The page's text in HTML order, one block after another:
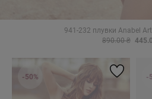
941-232 плувки Anabel
890.00 ₴
-50% -